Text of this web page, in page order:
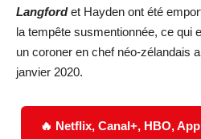
Langfordet Hayden ont été
la tempête susmentionnée, ce qui
un coroner en chef néo-zélandais
janvier 2020.
🔥 Netflix, Canal+, HBO,